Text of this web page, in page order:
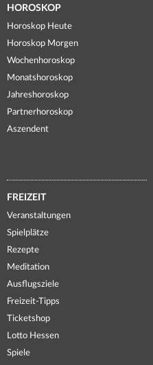
HOROSKOP
Horoskop Heute
Horoskop Morgen
Wochenhoroskop
Monatshoroskop
Jahreshoroskop
Partnerhoroskop
Aszendent
FREIZEIT
Veranstaltungen
Spielplätze
Rezepte
Meditation
Ausflugsziele
Freizeit-Tipps
Ticketshop
Lotto Hessen
Spiele